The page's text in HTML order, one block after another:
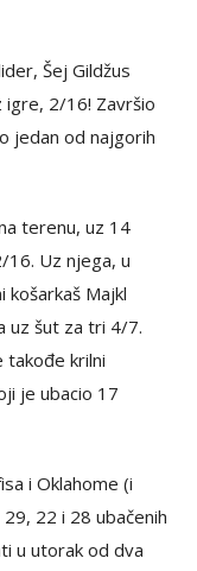
Šej Gildžus
igre, 2/16! Završio
jedan od najgorih
terenu, uz 14
Uz njega, u
košarkaš Majkl
uz šut za tri 4/7.
takođe krilni
je ubacio 17
i Oklahome (i
22 i 28 ubačenih
u utorak od dva